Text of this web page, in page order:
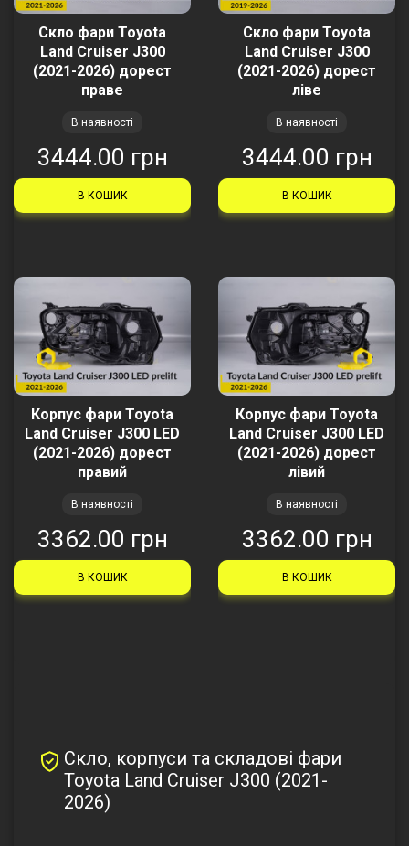
Скло фари Toyota
Land Cruiser J300
(2021-2026) дорест
праве
В наявності
3444.00 грн
В КОШИК
Скло фари Toyota
Land Cruiser J300
(2021-2026) дорест
ліве
В наявності
3444.00 грн
В КОШИК
Корпус фари Toyota
Land Cruiser J300 LED
(2021-2026) дорест
правий
В наявності
3362.00 грн
В КОШИК
Корпус фари Toyota
Land Cruiser J300 LED
(2021-2026) дорест
лівий
В наявності
3362.00 грн
В КОШИК
Скло, корпуси та складові фари
Toyota Land Cruiser J300 (2021-
2026)